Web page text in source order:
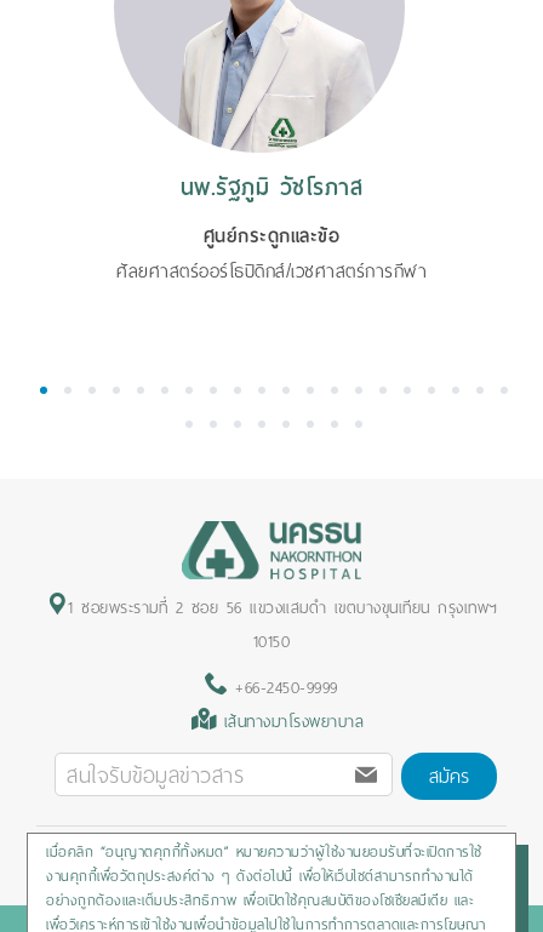
นพ.รัฐภูมิ วัชโรภาส
ศูนย์กระดูกและข้อ
ศัลยศาสตร์ออร์โธปิดิกส์/เวชศาสตร์การกีฬา
1 2 3 4 5 6 7 8 9 10 11 12 13 14 15 16 17 18 19 20
21 22 23 24 25 26 27 28
1 ซอยพระรามที่ 2 ซอย 56 แขวงแสมดำ เขตบางขุนเทียน กรุงเทพฯ
10150
+66-2450-9999
เส้นทางมาโรงพยาบาล
สมัคร
Privacy Policy/Cookies Policy/Sitemap/สิทธิผู้ป่วย
เมื่อคลิก “อนุญาตคุกกี้ทั้งหมด” หมายความว่าผู้ใช้งานยอมรับที่จะเปิดการใช้
งานคุกกี้เพื่อวัตถุประสงค์ต่าง ๆ ดังต่อไปนี้ เพื่อให้เว็บไซต์สามารถทำงานได้
อย่างถูกต้องและเต็มประสิทธิภาพ เพื่อเปิดใช้คุณสมบัติของโซเชียลมีเดีย และ
เพื่อวิเคราะห์การเข้าใช้งานเพื่อนำข้อมูลไปใช้ในการทำการตลาดและการโฆษณา